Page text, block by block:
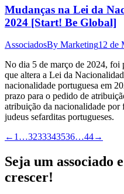
Mudanças na Lei da
2024 [Start! Be Global]
AssociadosBy Marketing12 de
No dia 5 de março de 2024, foi
que altera a Lei da
nacionalidade portuguesa em
prazo para o pedido de
atribuição da nacionalidade por
judeus sefarditas portugueses.
← 1 …3233343536…44→
Seja um associado
crescer!